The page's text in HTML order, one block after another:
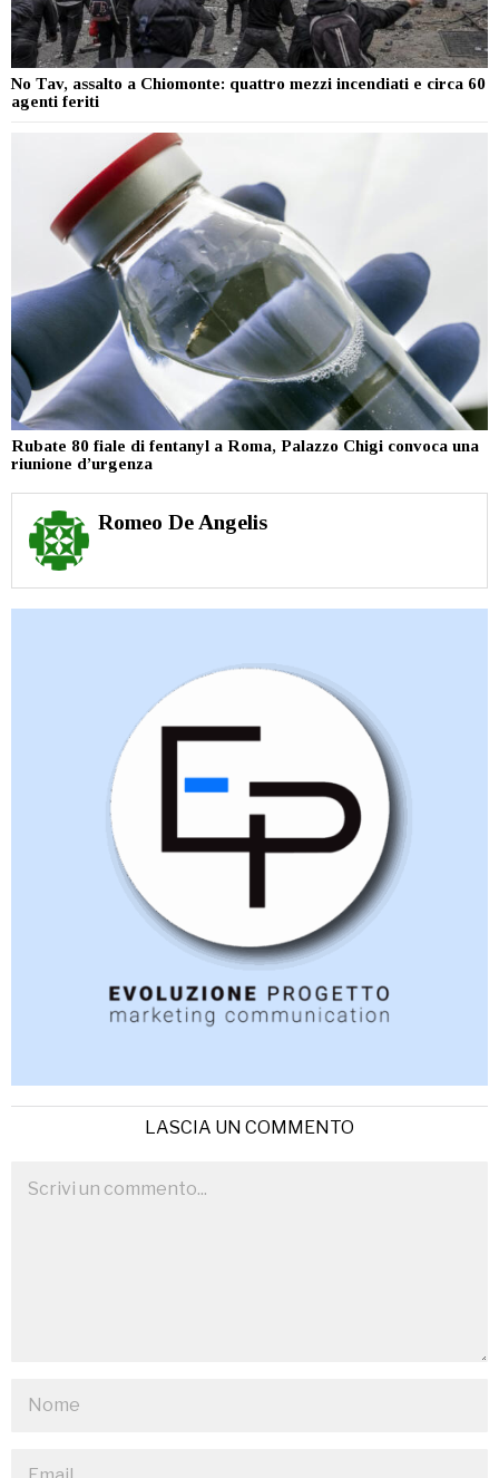
No Tav, assalto a Chiomonte: quattro mezzi incendiati e circa 60
agenti feriti
Rubate 80 fiale di fentanyl a Roma, Palazzo Chigi convoca una
riunione d’urgenza
Romeo De Angelis
LASCIA UN COMMENTO